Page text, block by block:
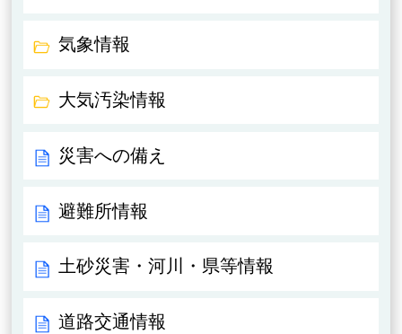
気象情報
大気汚染情報
災害への備え
避難所情報
土砂災害・河川・県等情報
道路交通情報